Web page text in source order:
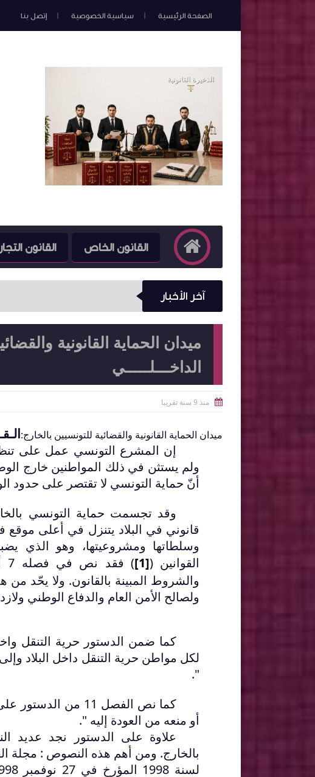
الصفحة الرئيسية سياسية الخصوصية إتصل بنا
القانون الخاص القانون
آخر الأخبار
ميدان الحماية القانونية
الداخـــلـــــي
 منذ 9 سنة تقريبا
ميدان الحماية القانونية والقضائية للتونسيين بالخارج:
إن المشرع التونسي عمل على
ولم يستثن في ذلك المواطنين خارج
أنّ حماية التونسي لا تقتصر على حدود
وقد تجسمت حماية التونسي
قانوني في البلاد يتنزل في أعلى موقع
وسلطاتها ومشروعيتها، وهو الذي
القوانين ([1]
)
والشروط المبينة بالقانون. ولا يحّد من
ولصالح الأمن العام والدفاع الوطني
لكل مواطن حرية التنقل داخل البلاد
".
كما نص الفصل 11
أو منعه من العودة إليه ".
علاوة على الدستور نجد عديد